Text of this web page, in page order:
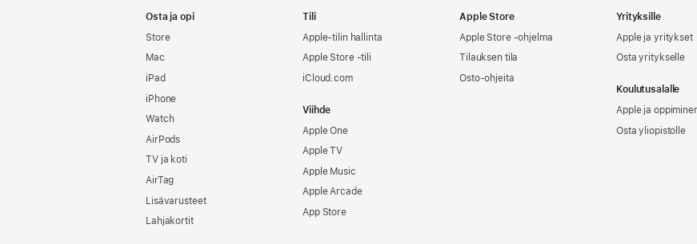
Osta ja opi
Store
Mac
iPad
iPhone
Watch
AirPods
TV ja koti
AirTag
Lisävarusteet
Lahjakortit
Tili
Apple-tilin hallinta
Apple Store -tili
iCloud.com
Viihde
Apple One
Apple TV
Apple Music
Apple Arcade
App Store
Apple Store
Apple Store -ohjelma
Tilauksen tila
Osto-ohjeita
Yrityksille
Apple ja yritykset
Osta yritykselle
Koulutusalalle
Apple ja
Osta yliopistolle